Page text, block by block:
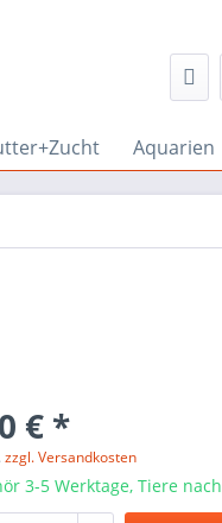
Aquarien
€ *
zzgl. Versandkosten
3-5 Werktage, Tiere